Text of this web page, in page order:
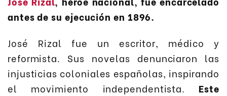
antes de su ejecución en 1896.
José Rizal fue un escritor, médico y
reformista. Sus novelas denunciaron las
injusticias coloniales españolas, inspirando
el movimiento independentista. Este